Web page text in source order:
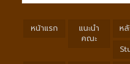
หน้าแรก
แนะนำ
คณะ
ห